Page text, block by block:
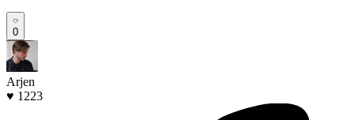
0
Arjen
♥ 1223